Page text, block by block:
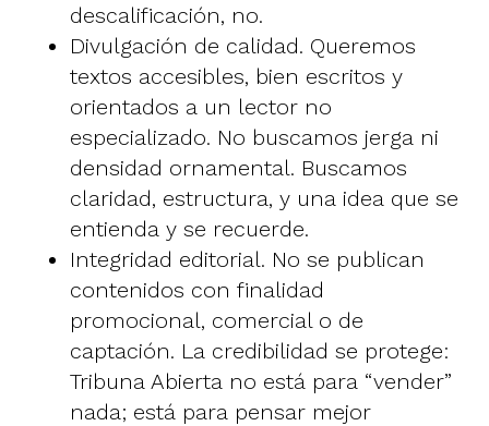
descalificación, no.
Divulgación de calidad. Queremos
textos accesibles, bien escritos y
orientados a un lector no
especializado. No buscamos jerga ni
densidad ornamental. Buscamos
claridad, estructura, y una idea que se
entienda y se recuerde.
Integridad editorial. No se publican
contenidos con finalidad
promocional, comercial o de
captación. La credibilidad se protege:
Tribuna Abierta no está para “vender”
nada; está para pensar mejor